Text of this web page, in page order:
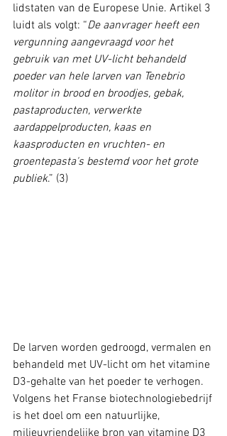
lidstaten van de Europese Unie. Artikel 3
luidt als volgt: “De aanvrager heeft een
vergunning aangevraagd voor het
gebruik van met UV-licht behandeld
poeder van hele larven van Tenebrio
molitor in brood en broodjes, gebak,
pastaproducten, verwerkte
aardappelproducten, kaas en
kaasproducten en vruchten- en
groentepasta's bestemd voor het grote
publiek.” (3)
De larven worden gedroogd, vermalen en
behandeld met UV-licht om het vitamine
D3-gehalte van het poeder te verhogen.
Volgens het Franse biotechnologiebedrijf
is het doel om een natuurlijke,
milieuvriendelijke bron van vitamine D3